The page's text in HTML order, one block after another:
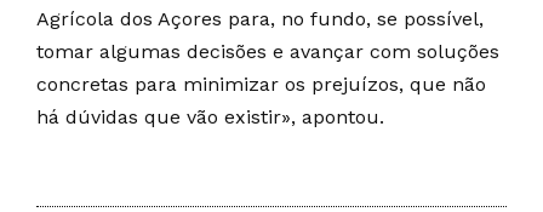
Agrícola dos Açores para, no fundo, se possível,
tomar algumas decisões e avançar com soluções
concretas para minimizar os prejuízos, que não
há dúvidas que vão existir», apontou.